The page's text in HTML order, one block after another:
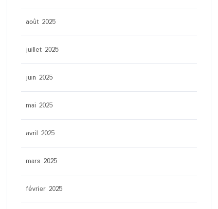
août 2025
juillet 2025
juin 2025
mai 2025
avril 2025
mars 2025
février 2025